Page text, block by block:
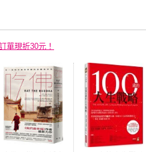
單現折30元！